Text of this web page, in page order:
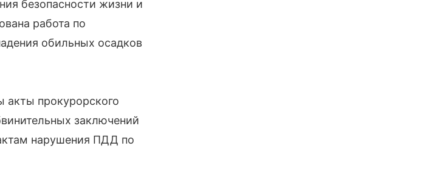
безопасности жизни и
работа по
обильных осадков
акты прокурорского
заключений
нарушения ПДД по